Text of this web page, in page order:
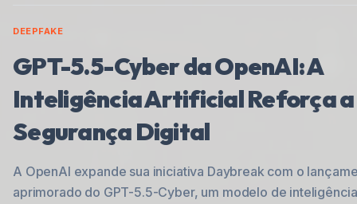
DEEPFAKE
GPT-5.5-Cyber da OpenAI: A
Inteligência Artificial Reforça a
Segurança Digital
A OpenAI expande sua iniciativa Daybreak com o
aprimorado do GPT-5.5-Cyber, um modelo de inteligência